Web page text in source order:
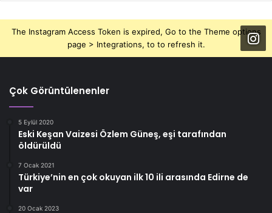
The Instagram Access Token is expired, Go to the Theme options
page > Integrations, to to refresh it.
Çok Görüntülenenler
5 Eylül 2020
Eski Keşan Vaizesi Özlem Güneş, eşi tarafından
öldürüldü
7 Ocak 2021
Türkiye’nin en çok okuyan ilk 10 ili arasında Edirne de
var
20 Ocak 2023